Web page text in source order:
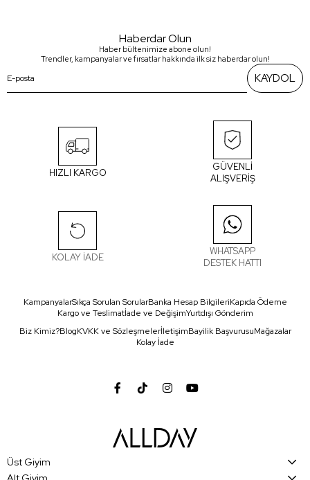
Haberdar Olun
Haber bültenimize abone olun!
Trendler, kampanyalar ve fırsatlar hakkında ilk siz haberdar olun!
KAYDOL
HIZLI KARGO
GÜVENLİ
ALIŞVERİŞ
KOLAY İADE
WHATSAPP
DESTEK HATTI
KampanyalarSıkça Sorulan SorularBanka Hesap BilgileriKapıda Ödeme
Kargo ve Teslimatİade ve DeğişimYurtdışı Gönderim
Biz Kimiz?BlogKVKK ve SözleşmelerİletişimBayilik BaşvurusuMağazalar
Kolay İade
Üst Giyim